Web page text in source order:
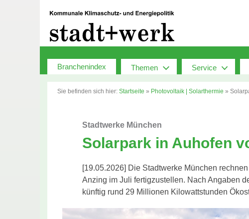
Branchenindex Themen Service
Sie befinden sich hier: Startseite » Photovoltaik | Solarthermie »
Stadtwerke München
Solarpark in Auhofen
[19.05.2026] Die Stadtwerke München
Anzing im Juli fertigzustellen. Nach Angaben
künftig rund 29 Millionen Kilowattstunden